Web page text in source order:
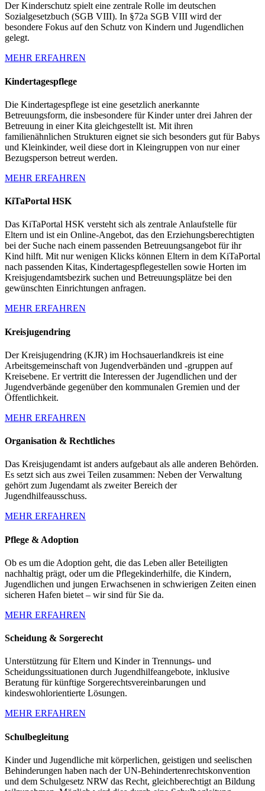
Der Kinderschutz spielt eine zentrale Rolle im deutschen
Sozialgesetzbuch (SGB VIII). In §72a SGB VIII wird der
besondere Fokus auf den Schutz von Kindern und Jugendlichen
gelegt.
MEHR ERFAHREN
Kindertagespflege
Die Kindertagespflege ist eine gesetzlich anerkannte
Betreuungsform, die insbesondere für Kinder unter drei Jahren der
Betreuung in einer Kita gleichgestellt ist. Mit ihren
familienähnlichen Strukturen eignet sie sich besonders gut für Babys
und Kleinkinder, weil diese dort in Kleingruppen von nur einer
Bezugsperson betreut werden.
MEHR ERFAHREN
KiTaPortal HSK
Das KiTaPortal HSK versteht sich als zentrale Anlaufstelle für
Eltern und ist ein Online-Angebot, das den Erziehungsberechtigten
bei der Suche nach einem passenden Betreuungsangebot für ihr
Kind hilft. Mit nur wenigen Klicks können Eltern in dem KiTaPortal
nach passenden Kitas, Kindertagespflegestellen sowie Horten im
Kreisjugendamtsbezirk suchen und Betreuungsplätze bei den
gewünschten Einrichtungen anfragen.
MEHR ERFAHREN
Kreisjugendring
Der Kreisjugendring (KJR) im Hochsauerlandkreis ist eine
Arbeitsgemeinschaft von Jugendverbänden und -gruppen auf
Kreisebene. Er vertritt die Interessen der Jugendlichen und der
Jugendverbände gegenüber den kommunalen Gremien und der
Öffentlichkeit.
MEHR ERFAHREN
Organisation & Rechtliches
Das Kreisjugendamt ist anders aufgebaut als alle anderen Behörden.
Es setzt sich aus zwei Teilen zusammen: Neben der Verwaltung
gehört zum Jugendamt als zweiter Bereich der
Jugendhilfeausschuss.
MEHR ERFAHREN
Pflege & Adoption
Ob es um die Adoption geht, die das Leben aller Beteiligten
nachhaltig prägt, oder um die Pflegekinderhilfe, die Kindern,
Jugendlichen und jungen Erwachsenen in schwierigen Zeiten einen
sicheren Hafen bietet – wir sind für Sie da.
MEHR ERFAHREN
Scheidung & Sorgerecht
Unterstützung für Eltern und Kinder in Trennungs- und
Scheidungssituationen durch Jugendhilfeangebote, inklusive
Beratung für künftige Sorgerechtsvereinbarungen und
kindeswohlorientierte Lösungen.
MEHR ERFAHREN
Schulbegleitung
Kinder und Jugendliche mit körperlichen, geistigen und seelischen
Behinderungen haben nach der UN-Behindertenrechtskonvention
und dem Schulgesetz NRW das Recht, gleichberechtigt an Bildung